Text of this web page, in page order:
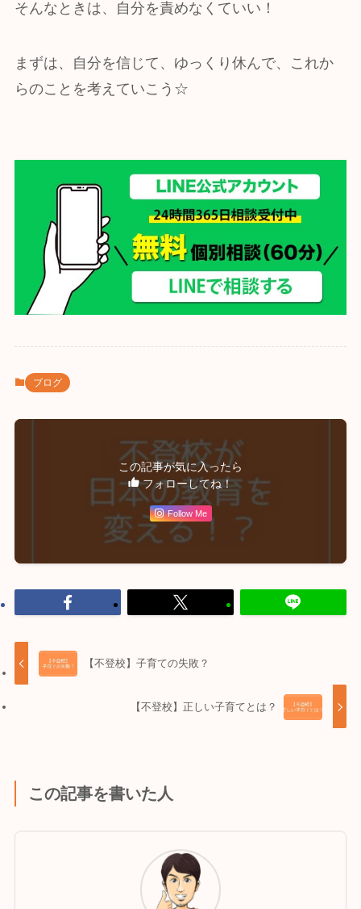
そんなときは、自分を責めなくていい！
まずは、自分を信じて、ゆっくり休んで、これか
らのことを考えていこう☆
ブログ
この記事が気に入ったら
フォローしてね！
Follow Me
【不登校】子育ての失敗？
【不登校】正しい子育てとは？
この記事を書いた人